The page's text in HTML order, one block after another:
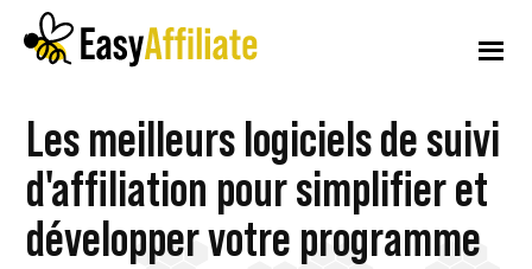
Passer
latérale
principale
Passer
page
Menu
supplémentaire
Affiliation
facile
Lancer
un
programme
d'affiliation
Les meilleurs logiciels de suivi
d'affiliation pour simplifier et
développer votre programme